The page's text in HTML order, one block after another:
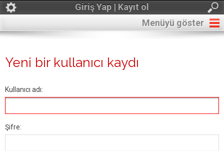
Giriş Yap | Kayıt ol
Menüyü göster
Yeni bir kullanıcı kaydı
Kullanıcı adı:
Şifre: